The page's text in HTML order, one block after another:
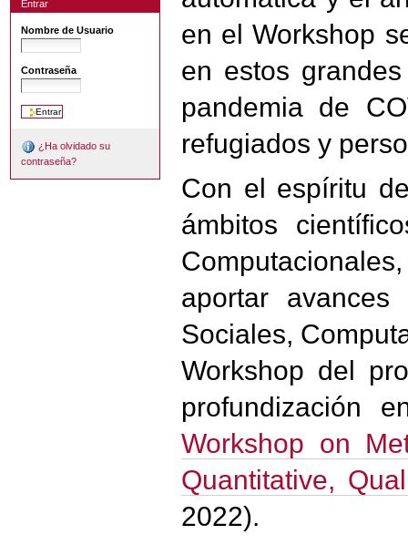
Entrar
Nombre de Usuario
Contraseña
¿Ha olvidado su
contraseña?
en el Workshop
en estos
pandemia de
refugiados y
Con el espíritu
ámbitos
aportar
Sociales,
Workshop del
profundización
Workshop on
Quantitative,
2022).